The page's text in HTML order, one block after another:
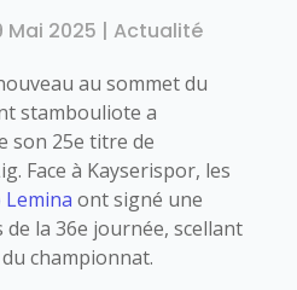
Mai 2025 | Actualité
au sommet du
stambouliote a
son 25e titre de
Face à Kayserispor, les
ont signé une
la 36e journée, scellant
championnat.